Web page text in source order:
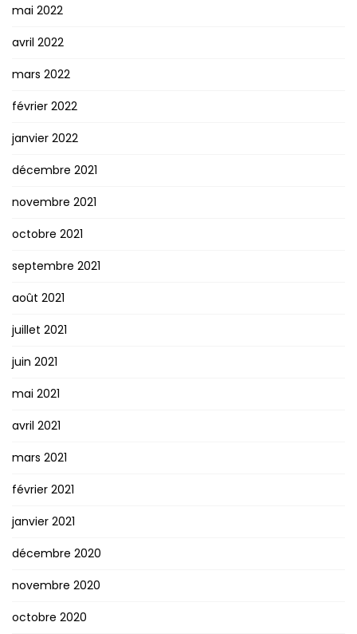
mai 2022
avril 2022
mars 2022
février 2022
janvier 2022
décembre 2021
novembre 2021
octobre 2021
septembre 2021
août 2021
juillet 2021
juin 2021
mai 2021
avril 2021
mars 2021
février 2021
janvier 2021
décembre 2020
novembre 2020
octobre 2020